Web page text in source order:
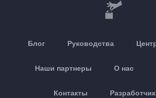
Блог Руководства
Наши партнеры О нас
Контакты